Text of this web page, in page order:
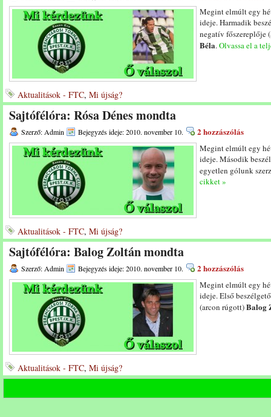
Megint elmúlt egy
ideje. Harmadik
negatív főszereplője
Béla.Olvassa el a
Aktualitások - FTC, Mi újság?
Sajtófélóra: Rósa Dénes mondta
Szerző: Admin Bejegyzés ideje: 2010. november 10. 2 hozzászólás
Megint elmúlt egy
ideje. Második
egyetlen gólunk
cikket »
Aktualitások - FTC, Mi újság?
Sajtófélóra: Balog Zoltán mondta
Szerző: Admin Bejegyzés ideje: 2010. november 10. 2 hozzászólás
Megint elmúlt egy
ideje. Első
(arcon rúgott)Balog
Aktualitások - FTC, Mi újság?